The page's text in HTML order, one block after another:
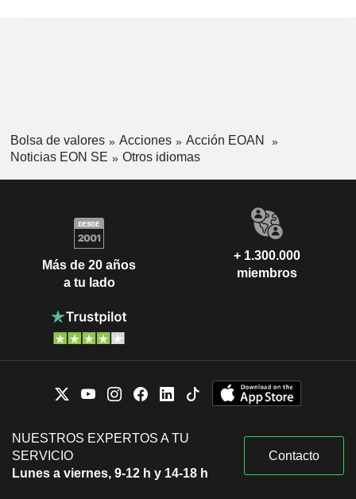
Bolsa de valores Acciones
Acción EOAN
Noticias EON SE
Otros idiomas
Más de 20 años
a tu lado
+ 1.300.000
miembros
NUESTROS EXPERTOS A TU
SERVICIO
Lunes a viernes, 9-12 h y 14-18 h
Contacto